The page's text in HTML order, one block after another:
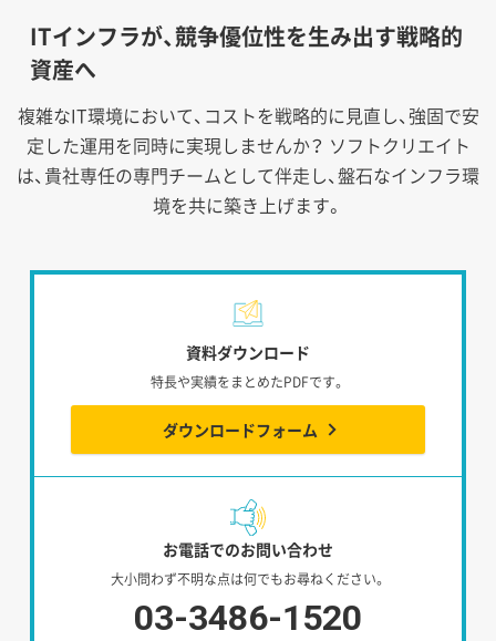
ITインフラが、競争優位性を生み出す戦略的
資産へ
複雑なIT環境において、コストを戦略的に見直し、強固で安
定した運用を同時に実現しませんか？ ソフトクリエイト
は、貴社専任の専門チームとして伴走し、盤石なインフラ環
境を共に築き上げます。
資料ダウンロード
特長や実績をまとめたPDFです。
ダウンロードフォーム
お電話でのお問い合わせ
大小問わず不明な点は何でもお尋ねください。
03-3486-1520